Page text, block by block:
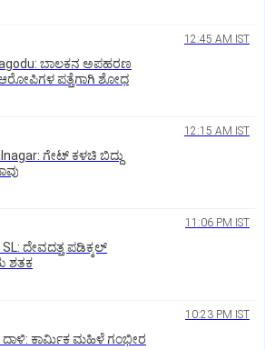
12:45 AM IST
ಬಾಲಕನ ಅಪಹರಣ
ಪತ್ತೆಗಾಗಿ ಶೋಧ
12:15 AM IST
ಗೇಟ್ ಕಳಚಿ ಬಿದ್ದು
11:06 PM IST
SL: ದೇವದತ್ತ ಪಡಿಕ್ಕಲ್‌
ಶತಕ
10:23 PM IST
ದಾಳಿ: ಕಾರ್ಮಿಕ ಮಹಿಳೆ ಗಂಭೀರ